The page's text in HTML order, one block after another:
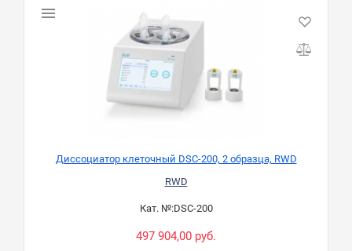
Диссоциатор клеточный DSC-200, 2 образца, RWD
RWD
Кат. №:DSC-200
497 904,00 руб.